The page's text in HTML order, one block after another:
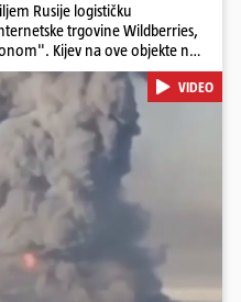
Rusije logističku
trgovine Wildberries,
Kijev na ove objekte ne
skladišta, već tvrdi da ih ruske
za skladištenje i
opreme koja se koristi u
izravan odgovor na ruska
i logističke infrastrukture te
rata prenesu dublje na ruski
videa...
VIDEO